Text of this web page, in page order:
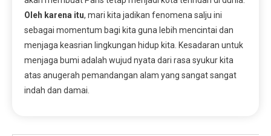
Oleh karena itu, mari kita jadikan fenomena salju ini
sebagai momentum bagi kita guna lebih mencintai dan
menjaga keasrian lingkungan hidup kita. Kesadaran untuk
menjaga bumi adalah wujud nyata dari rasa syukur kita
atas anugerah pemandangan alam yang sangat sangat
indah dan damai.